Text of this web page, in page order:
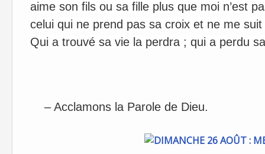
aime son fils ou sa fille plus que moi n’est
celui qui ne prend pas sa croix et ne me
Qui a trouvé sa vie la perdra ; qui a perdu
– Acclamons la Parole de Dieu.